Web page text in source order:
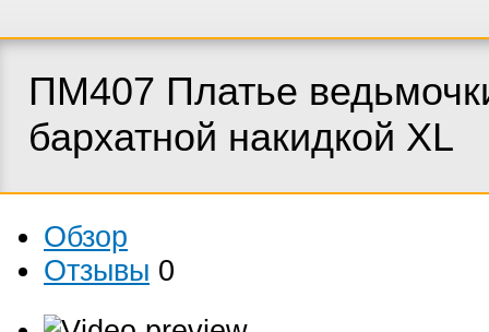
ПМ407 Платье
бархатной накидкой XL
Обзор
Отзывы 0